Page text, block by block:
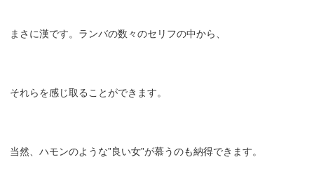
まさに漢です。ランバの数々のセリフの中から、
それらを感じ取ることができます。
当然、ハモンのような”良い女”が慕うのも納得できます。